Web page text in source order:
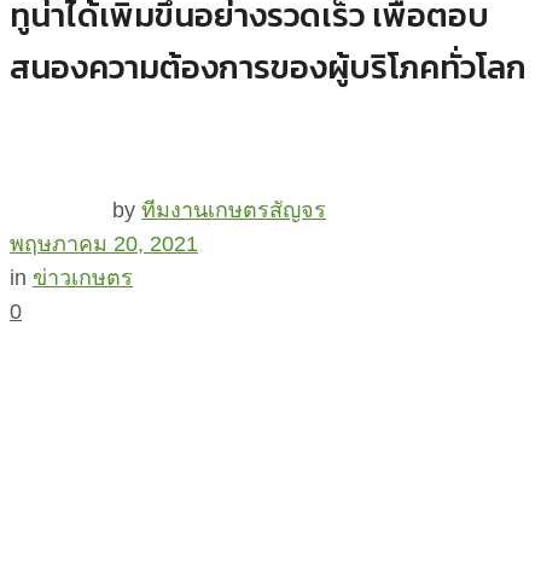
ทูน่าได้เพิ่มขึ้นอย่างรวดเร็ว เพื่อตอบ
สนองความต้องการของผู้บริโภคทั่วโลก
by ทีมงานเกษตรสัญจร
พฤษภาคม 20, 2021
in ข่าวเกษตร
0